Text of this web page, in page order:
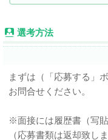
選考方法
まずは（「応募する」
お問合せください。
※面接には履歴書（写
（応募書類は返却致し